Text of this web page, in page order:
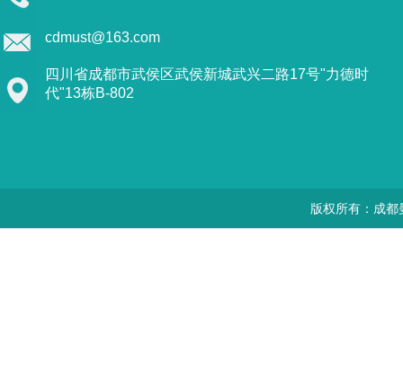
cdmust@163.com
四川省成都市武侯区武侯新城武兴二路17号"力德时
代"13栋B-802
版权所有：成